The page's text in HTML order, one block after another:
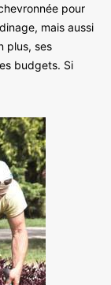
pour
mais aussi
plus, ses
budgets. Si